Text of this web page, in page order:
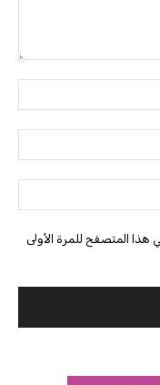
هذا المتصفح للمرة الأولى